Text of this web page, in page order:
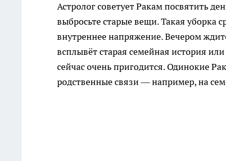
Астролог советует Ракам посвятить
выбросьте старые вещи. Такая уборка
внутреннее напряжение. Вечером
всплывёт старая семейная история
сейчас очень пригодится. Одинокие
родственные связи — например, на